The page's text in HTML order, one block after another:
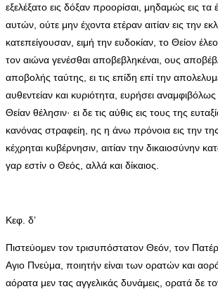
εξελέξατο εις δόξαν προορίσαι, μηδαμώς εις
αυτών, ούτε μην έχοντα ετέραν αιτίαν εις την
κατεπείγουσαν, ειμή την ευδοκίαν, το Θείον
τον αιώνα γενέσθαι αποβεβληκέναι, ους
αποβολής ταύτης, ει τις επίδη επί την
αυθεντείαν και κυριότητα, ευρήσει αναμφιβόλως
Θείαν θέλησιν· ει δε τις αύθις εις τους της
κανόνας στραφείη, ης η άνω πρόνοια εις την
κέχρηται κυβέρνησιν, αιτίαν την δικαιοσύνην
γαρ εστίν ο Θεός, αλλά και δίκαιος.
Κεφ. δ’
Πιστεύομεν τον τρισυπόστατον Θεόν, τον
Αγιο Πνεύμα, ποιητήν είναι των ορατών και
αόρατα μεν τας αγγελικάς δυνάμεις, ορατά δε